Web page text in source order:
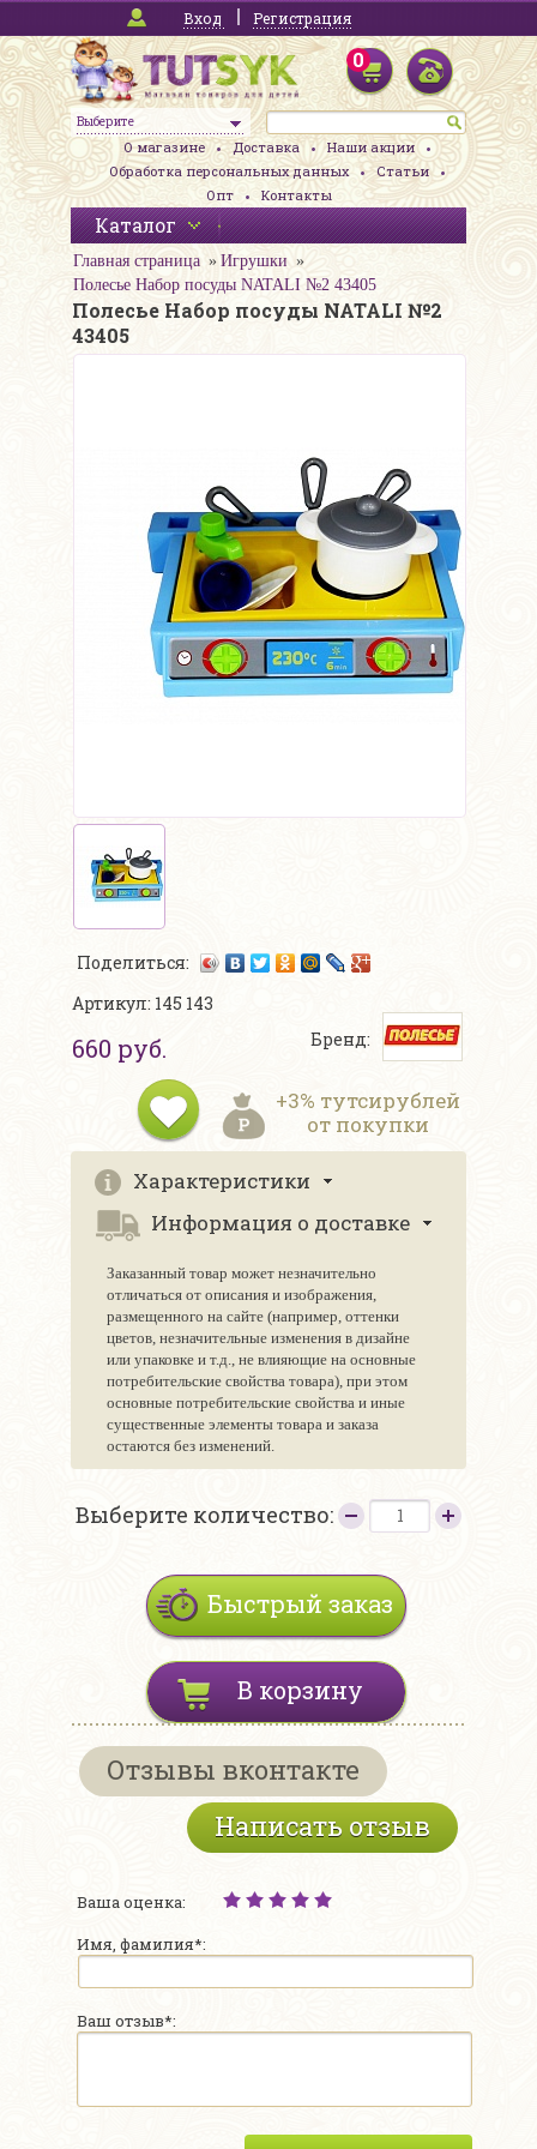
Вход Регистрация
Выберите
0
О магазине Доставка
Наши акции
Обработка персональных данных
Статьи
Опт
Контакты
Каталог
Главная страница
Игрушки
Полесье Набор посуды NATALI №2 43405
Полесье Набор посуды NATALI №2
43405
Поделиться:
Артикул: 145 143
660 руб. Бренд:
+3% тутсирублей
от покупки
Характеристики
Информация о доставке
Заказанный товар может незначительно
отличаться от описания и изображения,
размещенного на сайте (например, оттенки
цветов, незначительные изменения в дизайне
или упаковке и т.д., не влияющие на основные
потребительские свойства товара), при этом
основные потребительские свойства и иные
существенные элементы товара и заказа
остаются без изменений.
Выберите количество:
Быстрый заказ
В корзину
Отзывы вконтакте
Написать отзыв
Ваша оценка:
Имя, фамилия*:
Ваш отзыв*: